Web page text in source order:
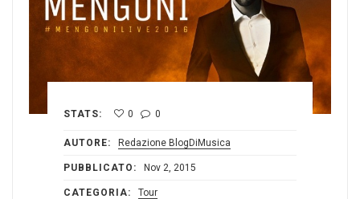
STATS: 0 0
AUTORE: Redazione BlogDiMusica
PUBBLICATO: Nov 2, 2015
CATEGORIA: Tour